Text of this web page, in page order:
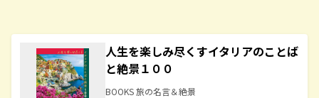
人生を楽しみ尽くすイタリアのことば
と絶景１００
BOOKS 旅の名言＆絶景